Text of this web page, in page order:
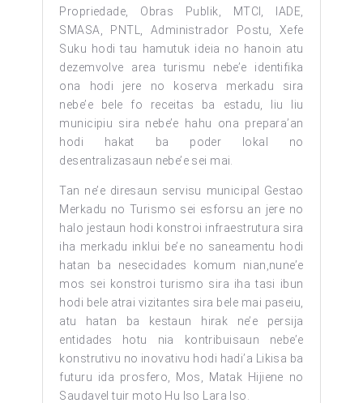
Propriedade, Obras Publik, MTCI, IADE,
SMASA, PNTL, Administrador Postu, Xefe
Suku hodi tau hamutuk ideia no hanoin atu
dezemvolve area turismu nebe’e identifika
ona hodi jere no koserva merkadu sira
nebe’e bele fo receitas ba estadu, liu liu
municipiu sira nebe’e hahu ona prepara’an
hodi hakat ba poder lokal no
desentralizasaun nebe’e sei mai.
Tan ne’e diresaun servisu municipal Gestao
Merkadu no Turismo sei esforsu an jere no
halo jestaun hodi konstroi infraestrutura sira
iha merkadu inklui be’e no saneamentu hodi
hatan ba nesecidades komum nian,nune’e
mos sei konstroi turismo sira iha tasi ibun
hodi bele atrai vizitantes sira bele mai paseiu,
atu hatan ba kestaun hirak ne’e persija
entidades hotu nia kontribuisaun nebe’e
konstrutivu no inovativu hodi hadi’a Likisa ba
futuru ida prosfero, Mos, Matak Hijiene no
Saudavel tuir moto Hu Iso Lara Iso.